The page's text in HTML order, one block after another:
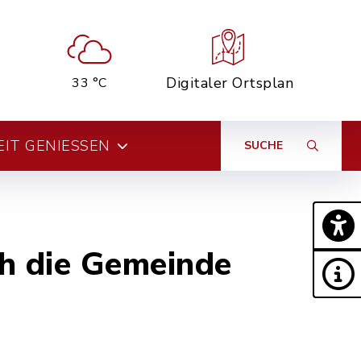
33 °C Digitaler Ortsplan
GENIESSEN SUCHE
die Gemeinde